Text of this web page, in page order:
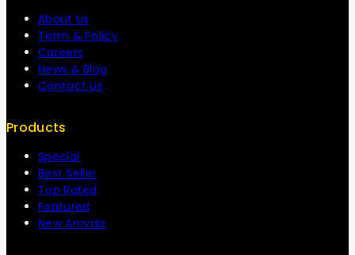
About Us
Term & Policy
Careers
News & Blog
Contact Us
Products
Special
Best Seller
Top Rated
Featured
New Arrivals